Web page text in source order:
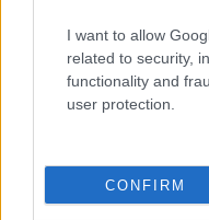
I want to allow
related to security,
functionality and
user protection.
CONFIRM